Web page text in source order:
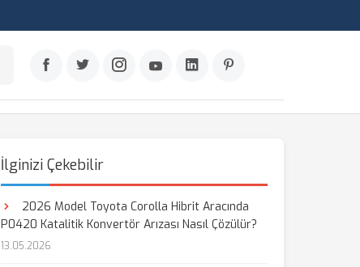
İlginizi Çekebilir
2026 Model Toyota Corolla Hibrit Aracında
P0420 Katalitik Konvertör Arızası Nasıl Çözülür?
13.05.2026